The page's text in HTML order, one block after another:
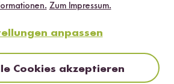
Mandel-Beeren-Topping
Zum Impressum.
anpassen
Cookies akzeptieren